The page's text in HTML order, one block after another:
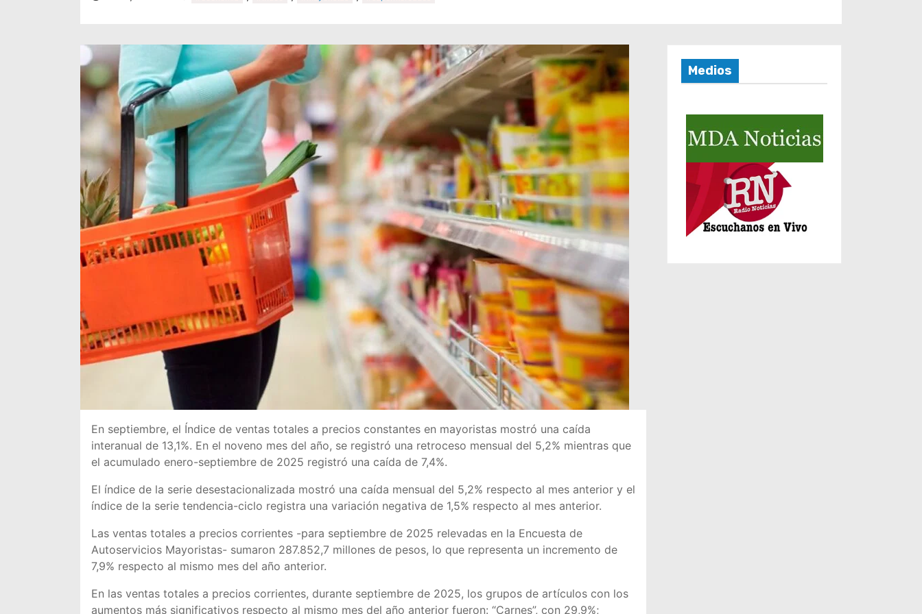
En septiembre, el Índice de ventas totales a precios constantes en mayoristas mostró una caída
interanual de 13,1%. En el noveno mes del año, se registró una retroceso mensual del 5,2% mientras que
el acumulado enero-septiembre de 2025 registró una caída de 7,4%.
El índice de la serie desestacionalizada mostró una caída mensual del 5,2% respecto al mes anterior y el
índice de la serie tendencia-ciclo registra una variación negativa de 1,5% respecto al mes anterior.
Las ventas totales a precios corrientes -para septiembre de 2025 relevadas en la Encuesta de
Autoservicios Mayoristas- sumaron 287.852,7 millones de pesos, lo que representa un incremento de
7,9% respecto al mismo mes del año anterior.
En las ventas totales a precios corrientes, durante septiembre de 2025, los grupos de artículos con los
aumentos más significativos respecto al mismo mes del año anterior fueron: “Carnes”, con 29,9%;
Medios